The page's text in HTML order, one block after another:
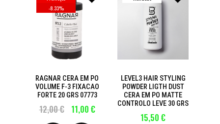
-8.33%
RAGNAR CERA EM PO
VOLUME F-3 FIXACAO
FORTE 20 GRS 07773
12,00 € 11,00 €
LEVEL3 HAIR STYLING
POWDER LIGTH DUST
CERA EM PO MATTE
CONTROLO LEVE 30 GRS
15,50 €